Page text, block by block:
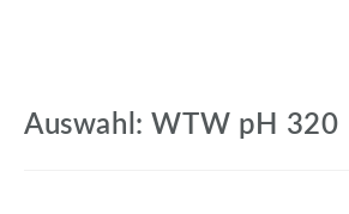
Auswahl: WTW pH 320